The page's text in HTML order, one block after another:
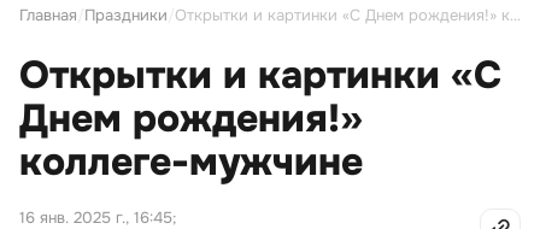
Главная Праздники Открытки и картинки «С Днем рождения!» коллеге-мужчине
Открытки и картинки «С
Днем рождения!»
коллеге-мужчине
16 янв. 2025 г., 16:45;